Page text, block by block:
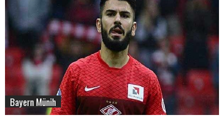
Bayern Münih